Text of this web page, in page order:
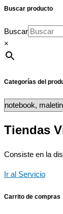
Buscar producto
Buscar
×
Categorías del
Tiendas
Consiste en la
Ir al Servicio
Carrito de compras